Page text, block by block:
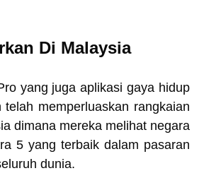
Di Malaysia
yang juga aplikasi gaya hidup
memperluaskan rangkaian
dimana mereka melihat negara
5 yang terbaik dalam pasaran
dunia.